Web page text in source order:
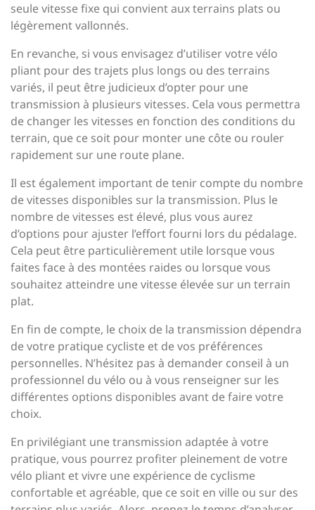
seule vitesse fixe qui convient aux terrains plats ou
légèrement vallonnés.
En revanche, si vous envisagez d’utiliser votre vélo
pliant pour des trajets plus longs ou des terrains
variés, il peut être judicieux d’opter pour une
transmission à plusieurs vitesses. Cela vous permettra
de changer les vitesses en fonction des conditions du
terrain, que ce soit pour monter une côte ou rouler
rapidement sur une route plane.
Il est également important de tenir compte du nombre
de vitesses disponibles sur la transmission. Plus le
nombre de vitesses est élevé, plus vous aurez
d’options pour ajuster l’effort fourni lors du pédalage.
Cela peut être particulièrement utile lorsque vous
faites face à des montées raides ou lorsque vous
souhaitez atteindre une vitesse élevée sur un terrain
plat.
En fin de compte, le choix de la transmission dépendra
de votre pratique cycliste et de vos préférences
personnelles. N’hésitez pas à demander conseil à un
professionnel du vélo ou à vous renseigner sur les
différentes options disponibles avant de faire votre
choix.
En privilégiant une transmission adaptée à votre
pratique, vous pourrez profiter pleinement de votre
vélo pliant et vivre une expérience de cyclisme
confortable et agréable, que ce soit en ville ou sur des